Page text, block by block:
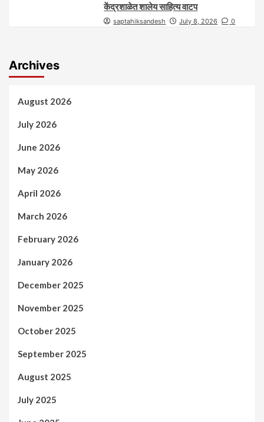
केंद्रशाळेत शालेय साहित्य वाटप
saptahiksandesh July 8, 2026 0
Archives
August 2026
July 2026
June 2026
May 2026
April 2026
March 2026
February 2026
January 2026
December 2025
November 2025
October 2025
September 2025
August 2025
July 2025